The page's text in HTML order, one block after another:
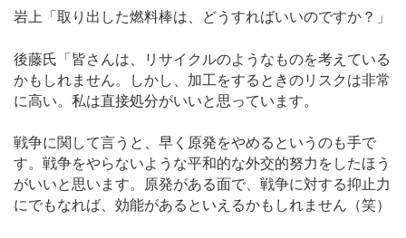
岩上「取り出した燃料棒は、どうすればいいのですか？」
後藤氏「皆さんは、リサイクルのようなものを考えている
かもしれません。しかし、加工をするときのリスクは非常
に高い。私は直接処分がいいと思っています。
戦争に関して言うと、早く原発をやめるというのも手で
す。戦争をやらないような平和的な外交的努力をしたほう
がいいと思います。原発がある面で、戦争に対する抑止力
にでもなれば、効能があるといえるかもしれません（笑）